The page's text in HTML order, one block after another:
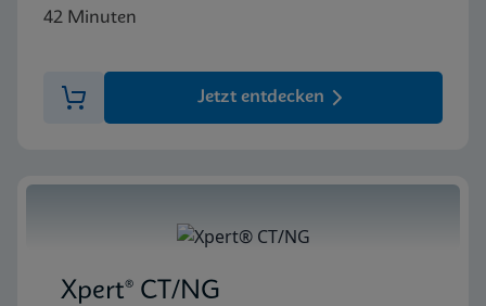
42 Minuten
Jetzt entdecken
Xpert® CT/NG